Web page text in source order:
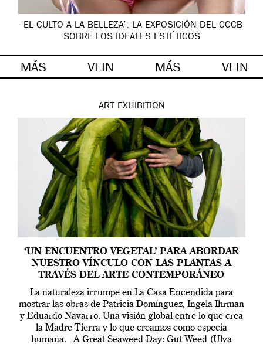
‘EL CULTO A LA BELLEZA’: LA EXPOSICIÓN DEL CCCB
SOBRE LOS IDEALES ESTÉTICOS
MÁS VEIN MÁS VEIN
ART EXHIBITION
‘UN ENCUENTRO VEGETAL’ PARA ABORDAR
NUESTRO VÍNCULO CON LAS PLANTAS A
TRAVÉS DEL ARTE CONTEMPORÁNEO
La naturaleza irrumpe en La Casa Encendida para
mostrar las obras de Patricia Domínguez, Ingela Ihrman
y Eduardo Navarro. Una visión global entre lo que crea
la Madre Tierra y lo que creamos como especia
humana. A Great Seaweed Day: Gut Weed (Ulva